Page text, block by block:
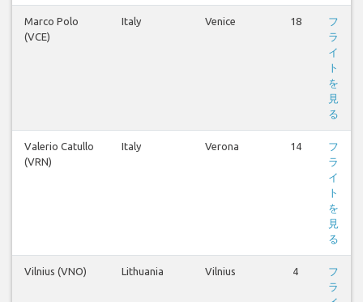
Marco Polo
(VCE)
Italy Venice 18
フ
ラ
イ
ト
を
見
る
Valerio Catullo
(VRN)
Italy Verona 14
フ
ラ
イ
ト
を
見
る
Vilnius (VNO) Lithuania Vilnius 4
フ
ラ